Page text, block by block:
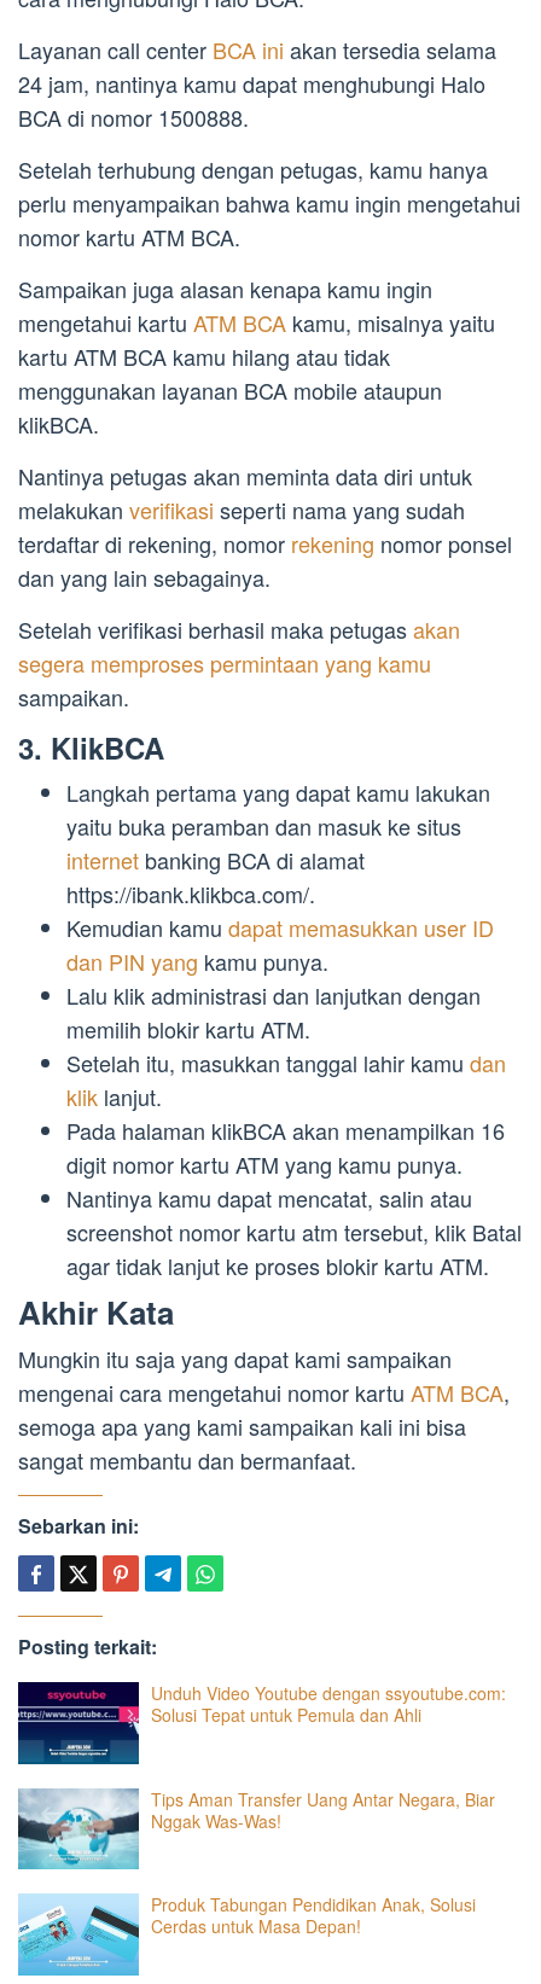
Layanan call center BCA ini akan tersedia selama
24 jam, nantinya kamu dapat menghubungi Halo
BCA di nomor 1500888.
Setelah terhubung dengan petugas, kamu hanya
perlu menyampaikan bahwa kamu ingin mengetahui
nomor kartu ATM BCA.
Sampaikan juga alasan kenapa kamu ingin
mengetahui kartu ATM BCA kamu, misalnya yaitu
kartu ATM BCA kamu hilang atau tidak
menggunakan layanan BCA mobile ataupun
klikBCA.
Nantinya petugas akan meminta data diri untuk
melakukan verifikasi seperti nama yang sudah
terdaftar di rekening, nomor rekening nomor ponsel
dan yang lain sebagainya.
Setelah verifikasi berhasil maka petugasakan
segera memproses permintaan yang kamu
sampaikan.
3. KlikBCA
Langkah pertama yang dapat kamu lakukan
yaitu buka peramban dan masuk ke situs
internet banking BCA di alamat
https://ibank.klikbca.com/.
Kemudian kamu dapat memasukkan user ID
dan PIN yang kamu punya.
Lalu klik administrasi dan lanjutkan dengan
memilih blokir kartu ATM.
Setelah itu, masukkan tanggal lahir kamu dan
klik lanjut.
Pada halaman klikBCA akan menampilkan 16
digit nomor kartu ATM yang kamu punya.
Nantinya kamu dapat mencatat, salin atau
screenshot nomor kartu atm tersebut, klik Batal
agar tidak lanjut ke proses blokir kartu ATM.
Akhir Kata
Mungkin itu saja yang dapat kami sampaikan
mengenai cara mengetahui nomor kartu ATM BCA,
semoga apa yang kami sampaikan kali ini bisa
sangat membantu dan bermanfaat.
Sebarkan ini:
Posting terkait:
Unduh Video Youtube dengan ssyoutube.com:
Solusi Tepat untuk Pemula dan Ahli
Tips Aman Transfer Uang Antar Negara, Biar
Nggak Was-Was!
Produk Tabungan Pendidikan Anak, Solusi
Cerdas untuk Masa Depan!